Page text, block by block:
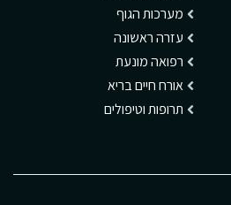
מערכות הגוף
עזרה ראשונה
רפואה מונעת
אורח חיים בריא
תרופות וטיפולים